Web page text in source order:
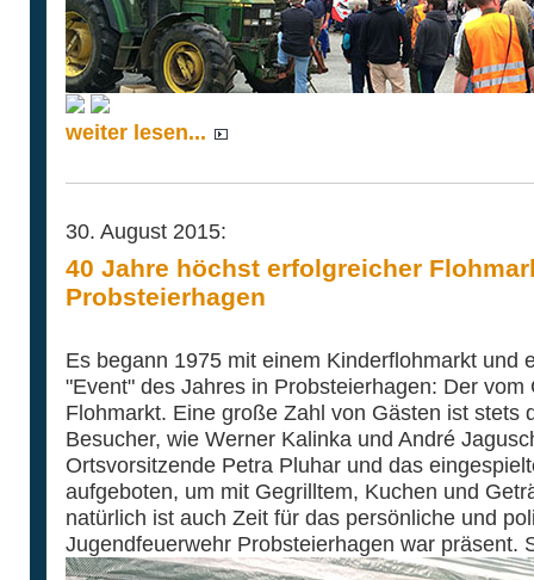
weiter lesen...
30. August 2015:
40 Jahre höchst erfolgreicher
Probsteierhagen
Es begann 1975 mit einem Kinderflohmarkt und
"Event" des Jahres in Probsteierhagen: Der
Flohmarkt. Eine große Zahl von Gästen ist stets
Besucher, wie Werner Kalinka und André
Ortsvorsitzende Petra Pluhar und das
aufgeboten, um mit Gegrilltem, Kuchen und
natürlich ist auch Zeit für das persönliche und
Jugendfeuerwehr Probsteierhagen war präsent.